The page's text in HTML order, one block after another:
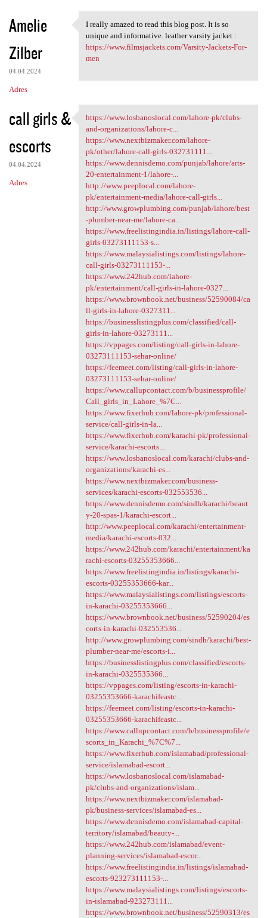
Amelie
Zilber
04.04.2024
Adres
I really amazed to read this
I really amazed to read this blog post. It is so
unique and informative. leather varsity jacket :
https://www.filmsjackets.com/Varsity-Jackets-For-
men
call girls &
escorts
04.04.2024
Adres
https://www.losbanoslocal.com
https://www.losbanoslocal.com/lahore-pk/clubs-
and-organizations/lahore-c...
https://www.nextbizmaker.com/lahore-
pk/other/lahore-call-girls-032731111...
https://www.dennisdemo.com/punjab/lahore/arts-
20-entertainment-1/lahore-...
http://www.peeplocal.com/lahore-
pk/entertainment-media/lahore-call-girls...
http://www.growplumbing.com/punjab/lahore/best
-plumber-near-me/lahore-ca...
https://www.freelistingindia.in/listings/lahore-call-
girls-03273111153-s...
https://www.malaysialistings.com/listings/lahore-
call-girls-03273111153-...
https://www.242hub.com/lahore-
pk/entertainment/call-girls-in-lahore-0327...
https://www.brownbook.net/business/52590084/ca
ll-girls-in-lahore-0327311...
https://businesslistingplus.com/classified/call-
girls-in-lahore-03273111...
https://vppages.com/listing/call-girls-in-lahore-
03273111153-sehar-online/
https://feemeet.com/listing/call-girls-in-lahore-
03273111153-sehar-online/
https://www.callupcontact.com/b/businessprofile/
Call_girls_in_Lahore_%7C...
https://www.fixerhub.com/lahore-pk/professional-
service/call-girls-in-la...
https://www.fixerhub.com/karachi-pk/professional-
service/karachi-escorts...
https://www.losbanoslocal.com/karachi/clubs-and-
organizations/karachi-es...
https://www.nextbizmaker.com/business-
services/karachi-escorts-032553536...
https://www.dennisdemo.com/sindh/karachi/beaut
y-20-spas-1/karachi-escort...
http://www.peeplocal.com/karachi/entertainment-
media/karachi-escorts-032...
https://www.242hub.com/karachi/entertainment/ka
rachi-escorts-03255353666...
https://www.freelistingindia.in/listings/karachi-
escorts-03255353666-kar...
https://www.malaysialistings.com/listings/escorts-
in-karachi-03255353666...
https://www.brownbook.net/business/52590204/es
corts-in-karachi-032553536...
http://www.growplumbing.com/sindh/karachi/best-
plumber-near-me/escorts-i...
https://businesslistingplus.com/classified/escorts-
in-karachi-0325535366...
https://vppages.com/listing/escorts-in-karachi-
03255353666-karachifeastc...
https://feemeet.com/listing/escorts-in-karachi-
03255353666-karachifeastc...
https://www.callupcontact.com/b/businessprofile/e
scorts_in_Karachi_%7C%7...
https://www.fixerhub.com/islamabad/professional-
service/islamabad-escort...
https://www.losbanoslocal.com/islamabad-
pk/clubs-and-organizations/islam...
https://www.nextbizmaker.com/islamabad-
pk/business-services/islamabad-es...
https://www.dennisdemo.com/islamabad-capital-
territory/islamabad/beauty-...
https://www.242hub.com/islamabad/event-
planning-services/islamabad-escor...
https://www.freelistingindia.in/listings/islamabad-
escorts-923273111153-...
https://www.malaysialistings.com/listings/escorts-
in-islamabad-923273111...
https://www.brownbook.net/business/52590313/es